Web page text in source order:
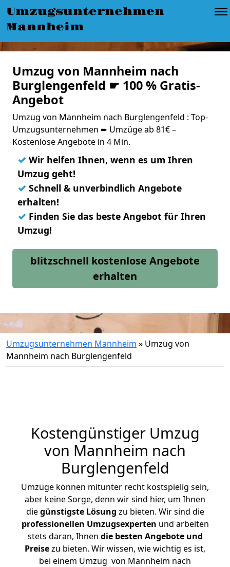
Umzugsunternehmen
Mannheim
Umzug von Mannheim nach
Burglengenfeld ☛ 100 % Gratis-
Angebot
Umzug von Mannheim nach Burglengenfeld : Top-
Umzugsunternehmen ➨ Umzüge ab 81€ –
Kostenlose Angebote in 4 Min.
✓ Wir helfen Ihnen, wenn es um Ihren
Umzug geht!
✓ Schnell & unverbindlich Angebote
erhalten!
✓ Finden Sie das beste Angebot für Ihren
Umzug!
blitzschnell kostenlose Angebote
erhalten
Umzugsunternehmen Mannheim » Umzug von
Mannheim nach Burglengenfeld
Kostengünstiger Umzug
von Mannheim nach
Burglengenfeld
Umzüge können mitunter recht kostspielig sein,
aber keine Sorge, denn wir sind hier, um Ihnen
diegünstigste Lösung zu bieten. Wir sind die
professionellen Umzugsexperten und arbeiten
stets daran, Ihnen die besten Angebote und
Preisezu bieten. Wir wissen, wie wichtig es ist,
bei einem Umzug von Mannheim nach